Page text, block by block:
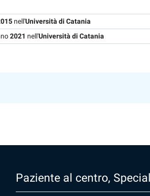
nell'Università di Catania
2021 nell'Università di Catania
Paziente al centro,